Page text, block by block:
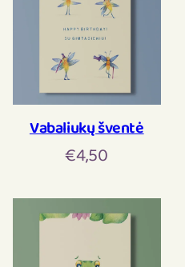
Vabaliukų šventė
€4,50